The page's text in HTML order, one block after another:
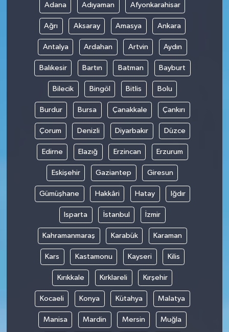
Adana Adıyaman Afyonkarahisar
Ağrı Aksaray Amasya Ankara
Antalya Ardahan Artvin Aydın
Balıkesir Bartın Batman Bayburt
Bilecik Bingöl Bitlis Bolu
Burdur Bursa Çanakkale Çankırı
Çorum Denizli Diyarbakır Düzce
Edirne Elazığ Erzincan Erzurum
Eskişehir Gaziantep Giresun
Gümüşhane Hakkâri Hatay Iğdır
Isparta İstanbul İzmir
Kahramanmaraş Karabük Karaman
Kars Kastamonu Kayseri Kilis
Kırıkkale Kırklareli Kırşehir
Kocaeli Konya Kütahya Malatya
Manisa Mardin Mersin Muğla